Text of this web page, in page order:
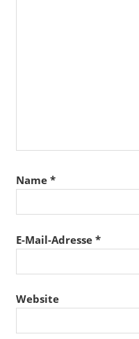
Name *
E-Mail-Adresse *
Website